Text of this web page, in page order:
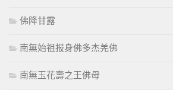
佛降甘露
南無始祖报身佛多杰羌佛
南無玉花壽之王佛母